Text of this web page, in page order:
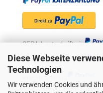
Diese Webseite
Technologien
Wir verwenden Cookies und
SEPA-Lastschrift via
"Später bezahlen" via